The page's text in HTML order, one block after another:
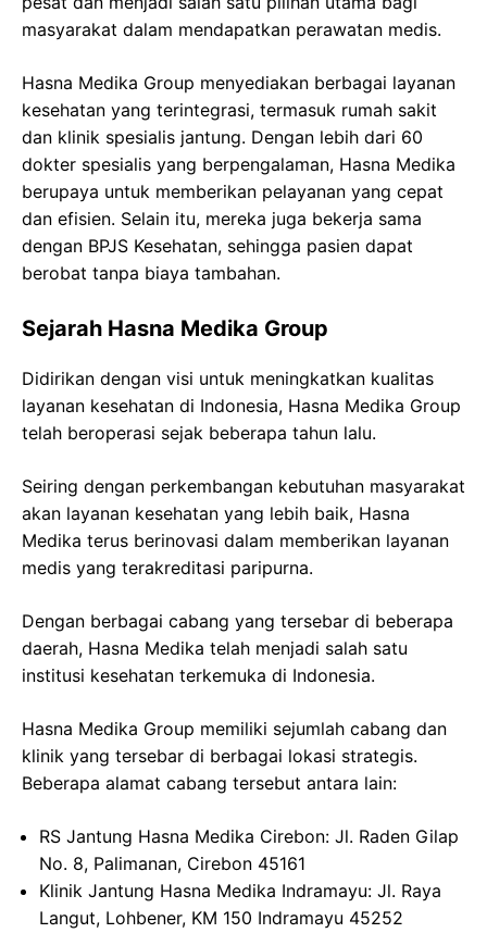
masyarakat dalam mendapatkan perawatan medis.
Hasna Medika Group menyediakan berbagai layanan
kesehatan yang terintegrasi, termasuk rumah sakit
dan klinik spesialis jantung. Dengan lebih dari 60
dokter spesialis yang berpengalaman, Hasna Medika
berupaya untuk memberikan pelayanan yang cepat
dan efisien. Selain itu, mereka juga bekerja sama
dengan BPJS Kesehatan, sehingga pasien dapat
berobat tanpa biaya tambahan.
Sejarah Hasna Medika Group
Didirikan dengan visi untuk meningkatkan kualitas
layanan kesehatan di Indonesia, Hasna Medika Group
telah beroperasi sejak beberapa tahun lalu.
Seiring dengan perkembangan kebutuhan masyarakat
akan layanan kesehatan yang lebih baik, Hasna
Medika terus berinovasi dalam memberikan layanan
medis yang terakreditasi paripurna.
Dengan berbagai cabang yang tersebar di beberapa
daerah, Hasna Medika telah menjadi salah satu
institusi kesehatan terkemuka di Indonesia.
Hasna Medika Group memiliki sejumlah cabang dan
klinik yang tersebar di berbagai lokasi strategis.
Beberapa alamat cabang tersebut antara lain:
RS Jantung Hasna Medika Cirebon: Jl. Raden Gilap
No. 8, Palimanan, Cirebon 45161
Klinik Jantung Hasna Medika Indramayu: Jl. Raya
Langut, Lohbener, KM 150 Indramayu 45252